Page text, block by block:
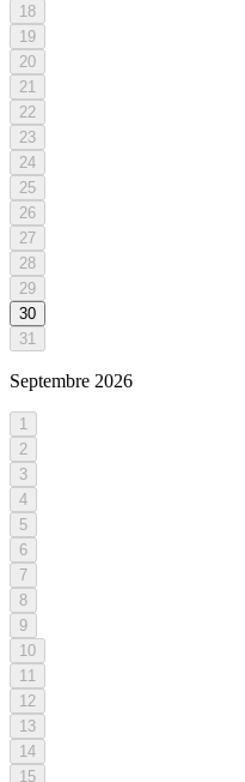
18
19
20
21
22
23
24
25
26
27
28
29
30
31
Septembre 2026
1
2
3
4
5
6
7
8
9
10
11
12
13
14
15